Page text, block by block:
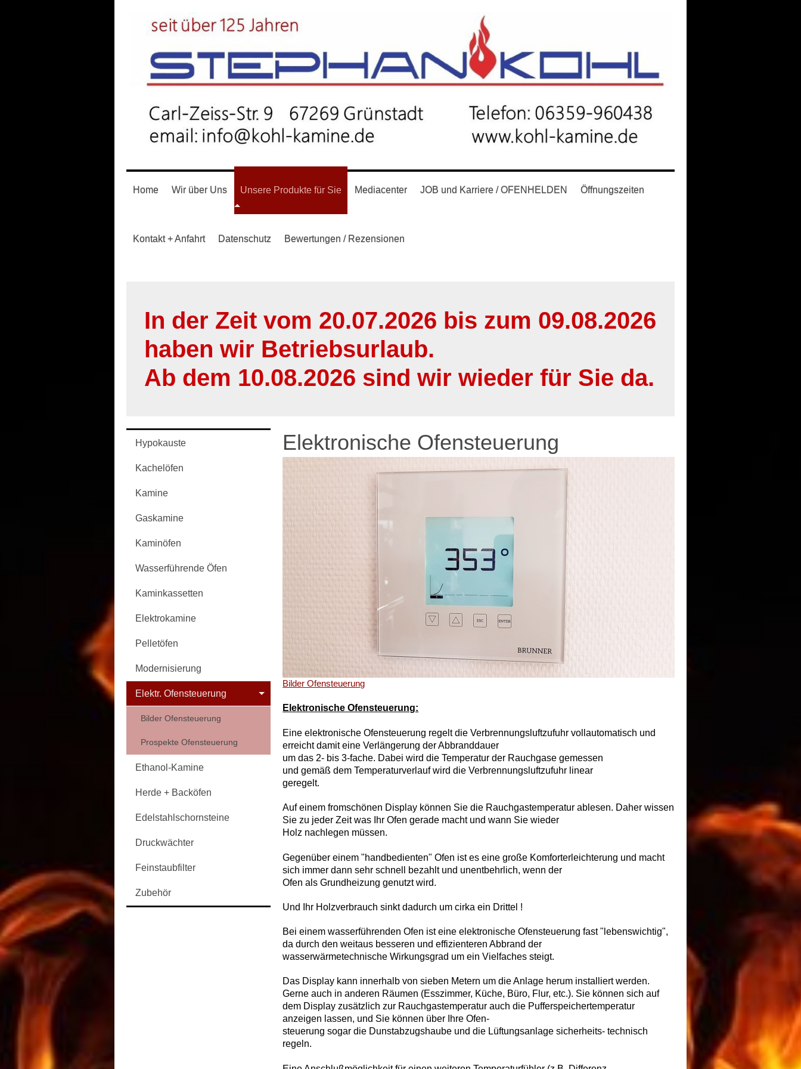
Home Wir über Uns Unsere Produkte für Sie Mediacenter JOB und Karriere / OFENHELDEN Öffnungszeiten
Kontakt + Anfahrt Datenschutz Bewertungen / Rezensionen
In der Zeit vom 20.07.2026 bis zum 09.08.2026
haben wir Betriebsurlaub.
Ab dem 10.08.2026 sind wir wieder für Sie da.
Elektronische Ofensteuerung
Bilder Ofensteuerung
Elektronische Ofensteuerung:
Eine elektronische Ofensteuerung regelt die Verbrennungsluftzufuhr vollautomatisch und
erreicht damit eine Verlängerung der Abbranddauer
um das 2- bis 3-fache. Dabei wird die Temperatur der Rauchgase gemessen
und gemäß dem Temperaturverlauf wird die Verbrennungsluftzufuhr linear
geregelt.
Auf einem fromschönen Display können Sie die Rauchgastemperatur ablesen. Daher wissen
Sie zu jeder Zeit was Ihr Ofen gerade macht und wann Sie wieder
Holz nachlegen müssen.
Gegenüber einem "handbedienten" Ofen ist es eine große Komforterleichterung und macht
sich immer dann sehr schnell bezahlt und unentbehrlich, wenn der
Ofen als Grundheizung genutzt wird.
Und Ihr Holzverbrauch sinkt dadurch um cirka ein Drittel !
Bei einem wasserführenden Ofen ist eine elektronische Ofensteuerung fast "lebenswichtig",
da durch den weitaus besseren und effizienteren Abbrand der
wasserwärmetechnische Wirkungsgrad um ein Vielfaches steigt.
Das Display kann innerhalb von sieben Metern um die Anlage herum installiert werden.
Gerne auch in anderen Räumen (Esszimmer, Küche, Büro, Flur, etc.). Sie können sich auf
dem Display zusätzlich zur Rauchgastemperatur auch die Pufferspeichertemperatur
anzeigen lassen, und Sie können über Ihre Ofen-
steuerung sogar die Dunstabzugshaube und die Lüftungsanlage sicherheits- technisch
regeln.
Hypokauste
Kachelöfen
Kamine
Gaskamine
Kaminöfen
Wasserführende Öfen
Kaminkassetten
Elektrokamine
Pelletöfen
Modernisierung
Elektr. Ofensteuerung
Bilder Ofensteuerung
Prospekte Ofensteuerung
Ethanol-Kamine
Herde + Backöfen
Edelstahlschornsteine
Druckwächter
Feinstaubfilter
Zubehör